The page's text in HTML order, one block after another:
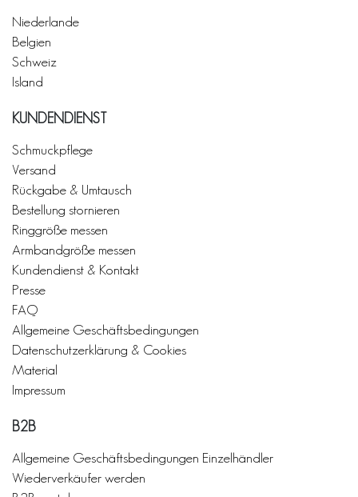
Niederlande
Belgien
Schweiz
Island
KUNDENDIENST
Schmuckpflege
Versand
Rückgabe & Umtausch
Bestellung stornieren
Ringgröße messen
Armbandgröße messen
Kundendienst & Kontakt
Presse
FAQ
Allgemeine Geschäftsbedingungen
Datenschutzerklärung & Cookies
Material
Impressum
B2B
Allgemeine Geschäftsbedingungen Einzelhändler
Wiederverkäufer werden